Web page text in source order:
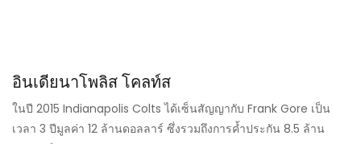
อินเดียนาโพลิส โคลท์ส
ในปี 2015 Indianapolis Colts ได้เซ็นสัญญากับ Frank Gore เป็น
เวลา 3 ปีมูลค่า 12 ล้านดอลลาร์ ซึ่งรวมถึงการค้ำประกัน 8.5 ล้าน